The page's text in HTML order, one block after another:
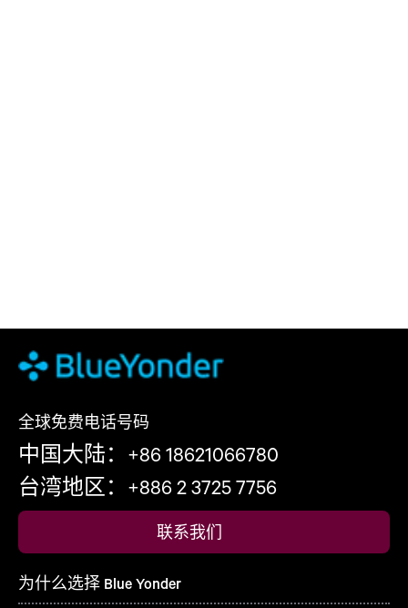
全球免费电话号码
中国大陆：+86 18621066780
台湾地区：+886 2 3725 7756
联系我们
为什么选择 Blue Yonder